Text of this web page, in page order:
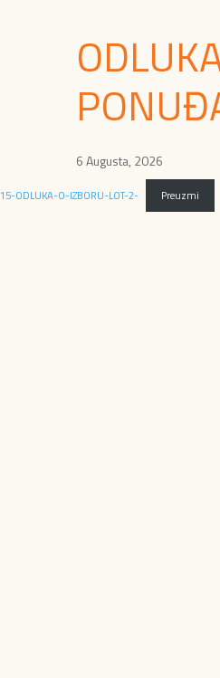
6 Augusta, 2026
15-ODLUKA-O-IZBORU-LOT-2- Preuzmi